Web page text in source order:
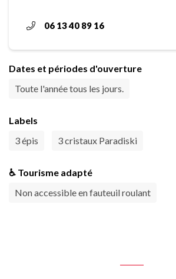
06 13 40 89 16
Dates et périodes d'ouverture
Toute l'année tous les jours.
Labels
3 épis
3 cristaux Paradiski
♿ Tourisme adapté
Non accessible en fauteuil roulant